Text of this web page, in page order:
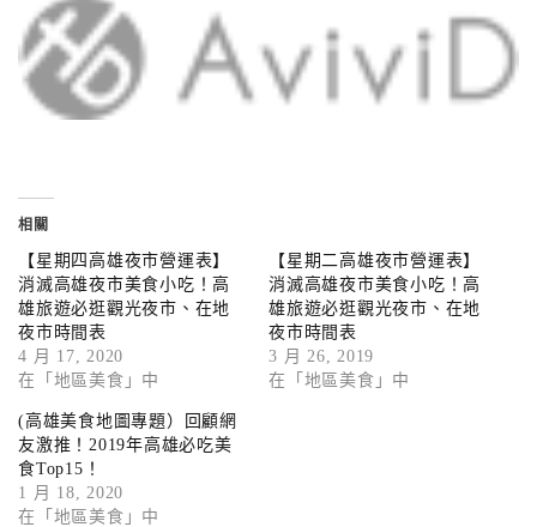
相關
【星期四高雄夜市營運表】
消滅高雄夜市美食小吃！高
雄旅遊必逛觀光夜市、在地
夜市時間表
4 月 17, 2020
在「地區美食」中
【星期二高雄夜市營運表】
消滅高雄夜市美食小吃！高
雄旅遊必逛觀光夜市、在地
夜市時間表
3 月 26, 2019
在「地區美食」中
(高雄美食地圖專題）回顧網
友激推！2019年高雄必吃美
食Top15！
1 月 18, 2020
在「地區美食」中